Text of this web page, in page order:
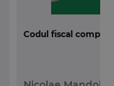
Codul fiscal